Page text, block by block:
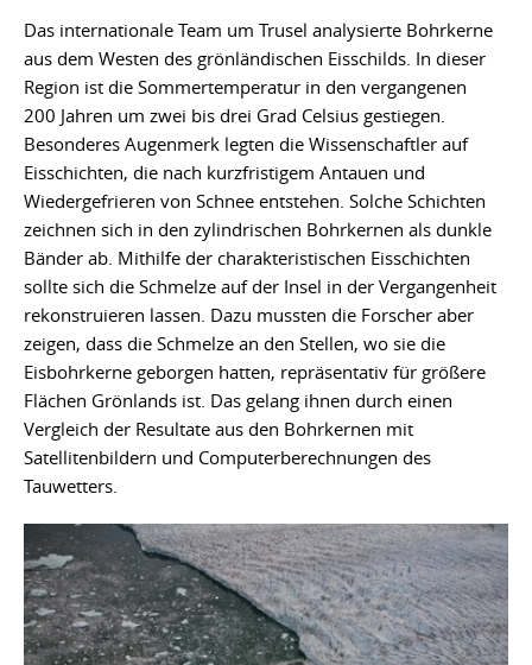
Das internationale Team um Trusel analysierte Bohrkerne
aus dem Westen des grönländischen Eisschilds. In dieser
Region ist die Sommertemperatur in den vergangenen
200 Jahren um zwei bis drei Grad Celsius gestiegen.
Besonderes Augenmerk legten die Wissenschaftler auf
Eisschichten, die nach kurzfristigem Antauen und
Wiedergefrieren von Schnee entstehen. Solche Schichten
zeichnen sich in den zylindrischen Bohrkernen als dunkle
Bänder ab. Mithilfe der charakteristischen Eisschichten
sollte sich die Schmelze auf der Insel in der Vergangenheit
rekonstruieren lassen. Dazu mussten die Forscher aber
zeigen, dass die Schmelze an den Stellen, wo sie die
Eisbohrkerne geborgen hatten, repräsentativ für größere
Flächen Grönlands ist. Das gelang ihnen durch einen
Vergleich der Resultate aus den Bohrkernen mit
Satellitenbildern und Computerberechnungen des
Tauwetters.